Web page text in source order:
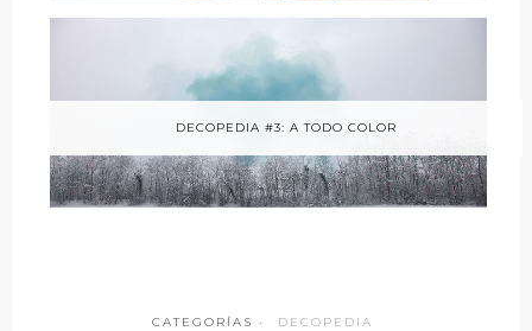
DECOPEDIA #3: A TODO COLOR
CATEGORÍAS · DECOPEDIA